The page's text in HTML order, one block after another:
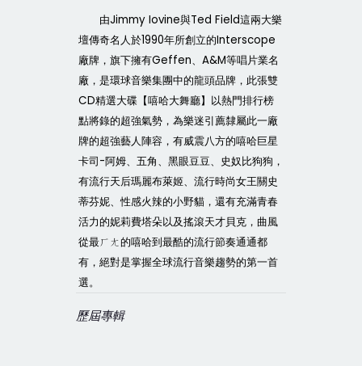
由Jimmy Iovine與Ted Field這兩大樂
壇傳奇名人於1990年所創立的Interscope
廠牌，旗下擁有Geffen、 A&M等唱片業名
廠，是環球音樂集團中的龍頭品牌，此張雙
CD精選大碟【嘻哈大舞廳】以熱門排行榜
點將錄的超強氣勢，為樂迷引薦隸屬此一廠
牌的超強藝人陣容，有威震八方的嘻哈巨星
卡司 -阿姆、五角、黑眼豆豆、史奴比狗狗，
有流行天后瑪麗布萊姬、流行時尚女王關史
蒂芬妮、性感火辣的小野貓，還有充滿青春
活力的妮莉費塔朵以及搖滾天才貝克，曲風
從最ㄏㄤ的嘻哈到最酷的流行節奏通通都
有，絕對是掌握全球流行音樂趨勢的第一首
選。
歷屆專輯